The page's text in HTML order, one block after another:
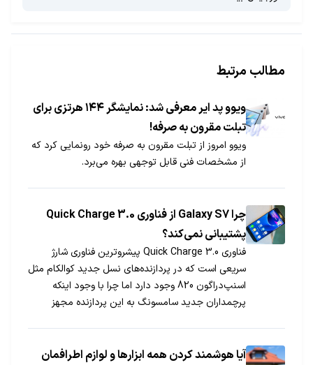
مطالب مرتبط
ویوو پد ایر معرفی شد: نمایشگر ۱۴۴ هرتزی برای
تبلت مقرون به صرفه!
ویوو امروز از تبلت مقرون به صرفه خود رونمایی کرد که
از مشخصات فنی قابل توجهی بهره می‌برد.
چرا Galaxy S7 از فناوری Quick Charge 3.0
پشتیبانی نمی‌کند؟
فناوری Quick Charge 3.0 پیشروترین فناوری شارژ
سریعی است که در پردازنده‌های نسل جدید کوالکام مثل
اسنپ‌دراگون 820 وجود دارد اما چرا با وجود اینکه
پرچمداران جدید سامسونگ به این پردازنده مجهز
آیا هوشمند کردن همه ابزارها و لوازم اطرافمان